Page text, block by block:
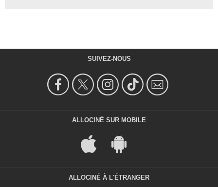
SUIVEZ-NOUS
ALLOCINÉ SUR MOBILE
ALLOCINÉ À L'ÉTRANGER